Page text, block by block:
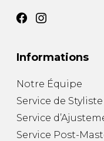
Informations
Notre Équipe
Service de Styliste
Service
Service Post-